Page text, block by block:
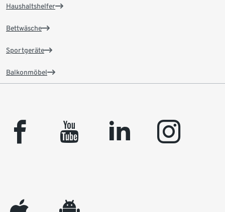
Haushaltshelfer
Bettwäsche
Sportgeräte
Balkonmöbel
facebook youtube linkedin instagram